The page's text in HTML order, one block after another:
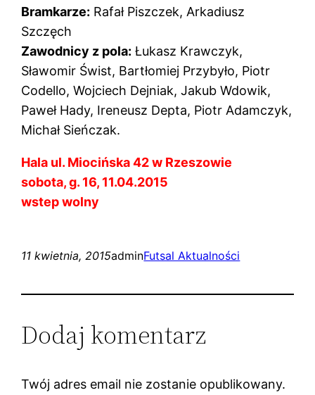
Bramkarze: Rafał Piszczek, Arkadiusz
Szczęch
Zawodnicy z pola: Łukasz Krawczyk,
Sławomir Świst, Bartłomiej Przybyło, Piotr
Codello, Wojciech Dejniak, Jakub Wdowik,
Paweł Hady, Ireneusz Depta, Piotr Adamczyk,
Michał Sieńczak.
Hala ul. Miocińska 42 w Rzeszowie
sobota, g. 16, 11.04.2015
wstep wolny
11 kwietnia, 2015adminFutsal Aktualności
Dodaj komentarz
Twój adres email nie zostanie opublikowany.